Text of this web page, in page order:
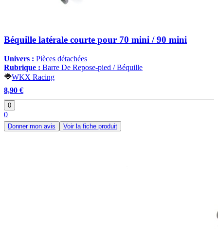
Béquille latérale courte pour 70 mini / 90 mini
Univers : Pièces détachées
Rubrique : Barre De Repose-pied / Béquille
WKX Racing
8,90 €
0
0
Donner mon avis Voir la fiche produit